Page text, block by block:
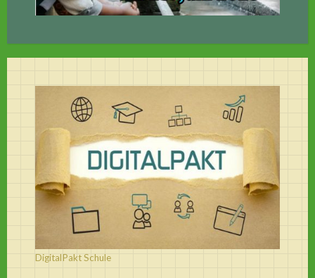
DigitalPakt Schule